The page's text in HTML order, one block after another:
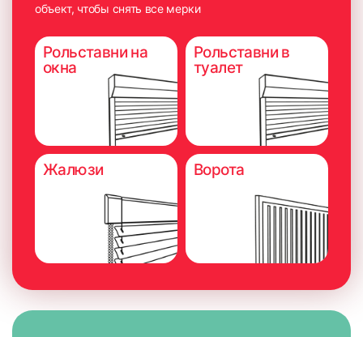
объект, чтобы снять все мерки
Рольставни на
окна
Рольставни в
туалет
Жалюзи Ворота